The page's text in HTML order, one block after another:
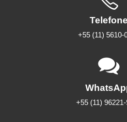
Telefone
+55 (11) 5610-
+55 (11)